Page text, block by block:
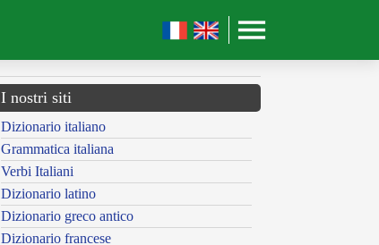
I nostri siti
Dizionario italiano
Grammatica italiana
Verbi Italiani
Dizionario latino
Dizionario greco antico
Dizionario francese